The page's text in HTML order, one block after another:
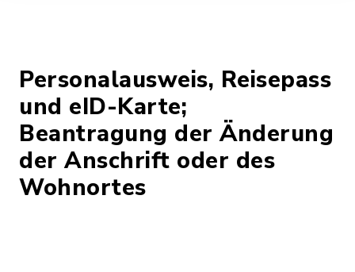
Personalausweis, Reisepass
und eID-Karte;
Beantragung der Änderung
der Anschrift oder des
Wohnortes